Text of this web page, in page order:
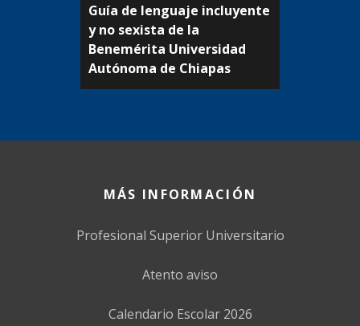
Guía de lenguaje incluyente
y no sexista de la
Beneméritа Universidad
Autónoma de Chiapas
MÁS INFORMACIÓN
Profesional Superior Universitario
Atento aviso
Calendario Escolar 2026